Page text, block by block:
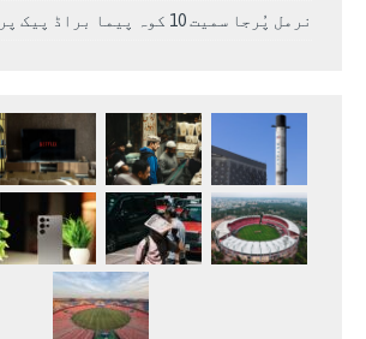
نرمل پُرجا سمیت 10 کوہ پیما براڈ پیک پر لاپتہ